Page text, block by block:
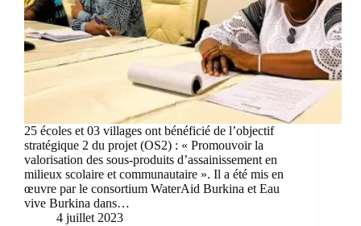
25 écoles et 03 villages ont bénéficié de l’objectif
stratégique 2 du projet (OS2) : « Promouvoir la
valorisation des sous-produits d’assainissement en
milieux scolaire et communautaire ». Il a été mis en
œuvre par le consortium WaterAid Burkina et Eau
vive Burkina dans…
4 juillet 2023